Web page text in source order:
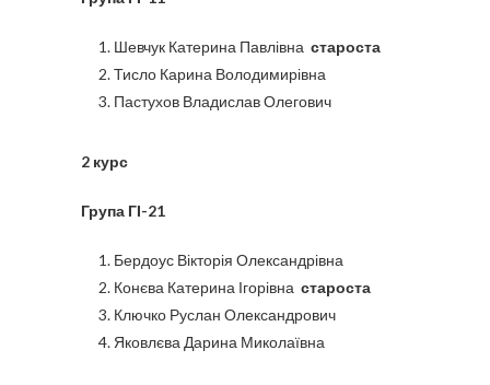
Шевчук Катерина Павлівна староста
Тисло Карина Володимирівна
Пастухов Владислав Олегович
2 курс
Група ГІ-21
Бердоус Вікторія Олександрівна
Конєва Катерина Ігорівна староста
Ключко Руслан Олександрович
Яковлєва Дарина Миколаївна